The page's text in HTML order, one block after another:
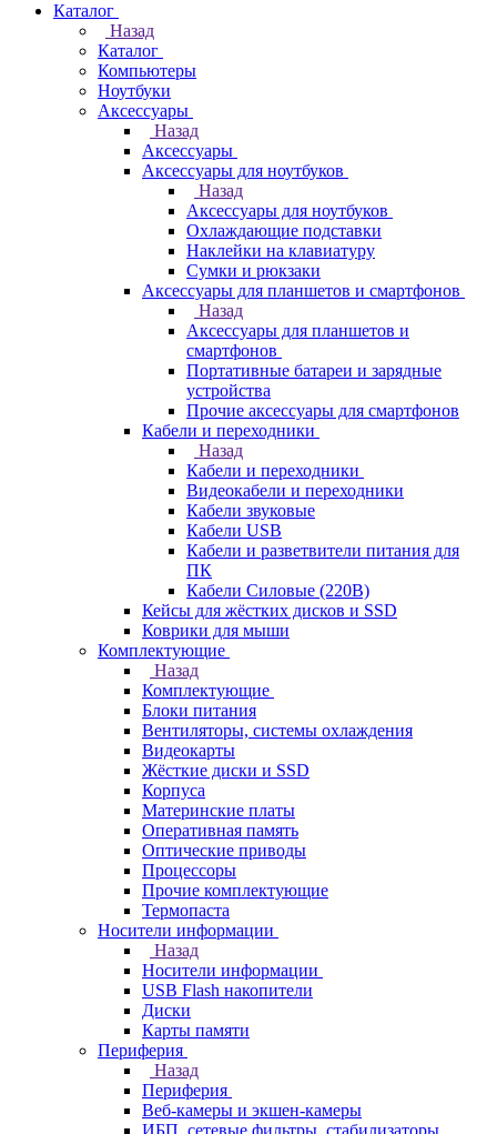
Каталог
Назад
Каталог
Компьютеры
Ноутбуки
Аксессуары
Назад
Аксессуары
Аксессуары для ноутбуков
Назад
Аксессуары для ноутбуков
Охлаждающие подставки
Наклейки на клавиатуру
Сумки и рюкзаки
Аксессуары для планшетов и смартфонов
Назад
Аксессуары для планшетов и
смартфонов
Портативные батареи и зарядные
устройства
Прочие аксессуары для смартфонов
Кабели и переходники
Назад
Кабели и переходники
Видеокабели и переходники
Кабели звуковые
Кабели USB
Кабели и разветвители питания для
ПК
Кабели Силовые (220В)
Кейсы для жёстких дисков и SSD
Коврики для мыши
Комплектующие
Назад
Комплектующие
Блоки питания
Вентиляторы, системы охлаждения
Видеокарты
Жёсткие диски и SSD
Корпуса
Материнские платы
Оперативная память
Оптические приводы
Процессоры
Прочие комплектующие
Термопаста
Носители информации
Назад
Носители информации
USB Flash накопители
Диски
Карты памяти
Периферия
Назад
Периферия
Веб-камеры и экшен-камеры
ИБП, сетевые фильтры, стабилизаторы